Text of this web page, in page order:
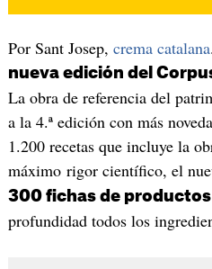
Por Sant Josep, crema catalana
nueva edición del
La obra de referencia del
a la 4.ª edición con más
1.200 recetas que incluye la
máximo rigor científico, el
300 fichas de productos
profundidad todos los